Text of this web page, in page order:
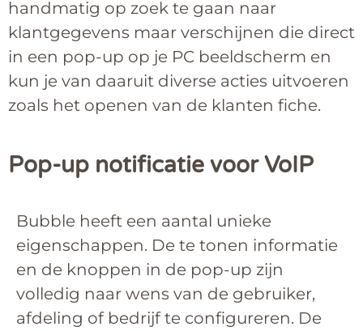
handmatig op zoek te gaan naar
klantgegevens maar verschijnen die direct
in een pop-up op je PC beeldscherm en
kun je van daaruit diverse acties uitvoeren
zoals het openen van de klanten fiche.
Pop-up notificatie voor VoIP
Bubble heeft een aantal unieke
eigenschappen. De te tonen informatie
en de knoppen in de pop-up zijn
volledig naar wens van de gebruiker,
afdeling of bedrijf te configureren. De